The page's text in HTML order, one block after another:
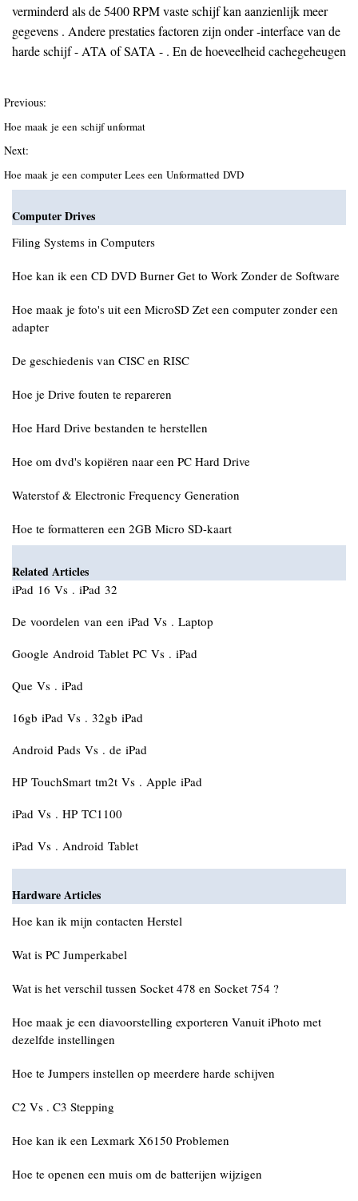
verminderd als de 5400 RPM vaste schijf kan aanzienlijk meer
gegevens . Andere prestaties factoren zijn onder -interface van de
harde schijf - ATA of SATA - . En de hoeveelheid cachegeheugen
Previous:
Hoe maak je een schijf unformat
Next:
Hoe maak je een computer Lees een Unformatted DVD
Computer Drives
Filing Systems in Computers
Hoe kan ik een CD DVD Burner Get to Work Zonder de Software
Hoe maak je foto's uit een MicroSD Zet een computer zonder een
adapter
De geschiedenis van CISC en RISC
Hoe je Drive fouten te repareren
Hoe Hard Drive bestanden te herstellen
Hoe om dvd's kopiëren naar een PC Hard Drive
Waterstof & Electronic Frequency Generation
Hoe te formatteren een 2GB Micro SD-kaart
Related Articles
iPad 16 Vs . iPad 32
De voordelen van een iPad Vs . Laptop
Google Android Tablet PC Vs . iPad
Que Vs . iPad
16gb iPad Vs . 32gb iPad
Android Pads Vs . de iPad
HP TouchSmart tm2t Vs . Apple iPad
iPad Vs . HP TC1100
iPad Vs . Android Tablet
Hardware Articles
Hoe kan ik mijn contacten Herstel
Wat is PC Jumperkabel
Wat is het verschil tussen Socket 478 en Socket 754 ?
Hoe maak je een diavoorstelling exporteren Vanuit iPhoto met
dezelfde instellingen
Hoe te Jumpers instellen op meerdere harde schijven
C2 Vs . C3 Stepping
Hoe kan ik een Lexmark X6150 Problemen
Hoe te openen een muis om de batterijen wijzigen